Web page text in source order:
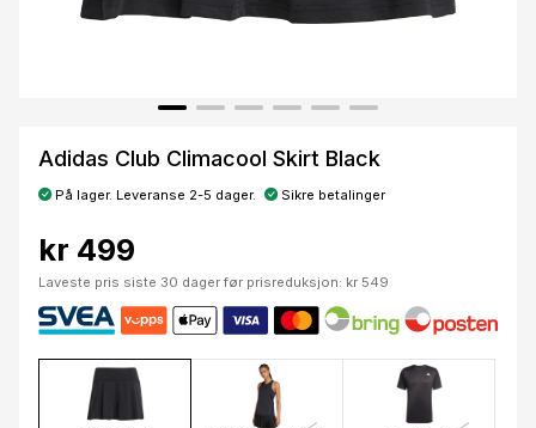
Adidas Club Climacool Skirt Black
På lager. Leveranse 2-5 dager. Sikre betalinger
kr 499
Laveste pris siste 30 dager før prisreduksjon: kr 549